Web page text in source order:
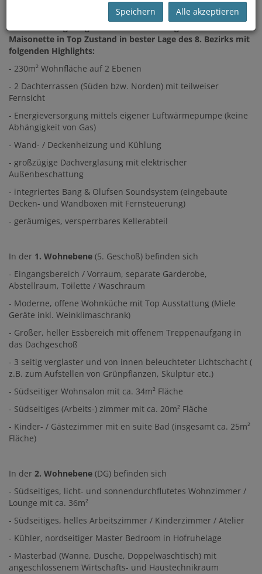
Zum Verkauf gelangt eine luxuriöse Dachgeschoß
Maisonette in Top Zustand in bester Lage des 8. Bezirks mit
folgenden Highlights:
- 230m² Wohnfläche auf 2 Ebenen
- 2 Dachterrassen (Süden bzw. Norden) mit teilweiser
Fernsicht
- Energieversorgung mittels eigener Luftwärmepumpe (keine
Abhängigkeit von Gas)
- Wand- / Deckenheizung und Kühlung
- großzügige Dachverglasung mit elektrischer
Außenbeschattung
- integriertes Bang & Olufsen Soundsystem (eingebaute
Decken- und Wandboxen mit Fernsteuerung)
- geräumiges, versperrbares Kellerabteil
In der 1. Wohnebene (5. Geschoß) befinden sich
- Eingangsbereich / Vorraum, separate Garderobe,
Abstellraum, Toilette / Waschraum
- Moderne, offene Wohnküche mit Top Ausstattung (Miele
Geräte inkl. Weinklimaschrank)
- Großer, heller Essbereich mit offenem Treppenaufgang in
das Dachgeschoß
- 3 seitig verglaster und von innen beleuchteter Lichtschacht (
z.B. zum Aufstellen von Grünpflanzen, Skulptur etc.)
- Südseitiger Wohnsalon mit ca. 34m² Fläche
- Südseitiges (Arbeits-) zimmer mit ca. 20m² Fläche
- Kinder- / Gästezimmer mit en suite Bad (insgesamt ca. 25m²
Fläche)
In der 2. Wohnebene (DG) befinden sich
- Südseitiges, licht- und sonnendurchflutetes Wohnzimmer /
Lounge mit ca. 36m²
- Südseitiges, helles Arbeitszimmer / Kinderzimmer / Atelier
- Kühler, nordseitiger Master Bedroom in Hofruhelage
- Masterbad (Wanne, Dusche, Doppelwaschtisch) mit
angeschlossenem Wirtschafts- und Haustechnikraum
Speichern Alle akzeptieren